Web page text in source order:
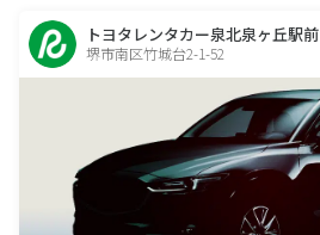
トヨタレンタカー泉北泉ヶ丘駅前
堺市南区竹城台2-1-52